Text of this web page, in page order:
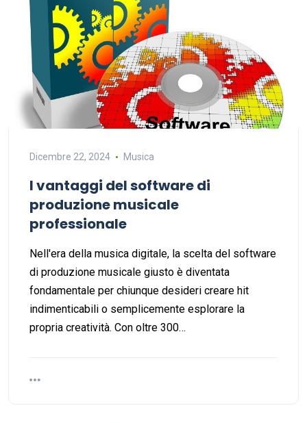
Dicembre 22, 2024 Musica
I vantaggi del software di
produzione musicale
professionale
Nell'era della musica digitale, la scelta del software
di produzione musicale giusto è diventata
fondamentale per chiunque desideri creare hit
indimenticabili o semplicemente esplorare la
propria creatività. Con oltre 300…